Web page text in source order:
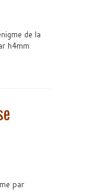
de la
h4mm
par